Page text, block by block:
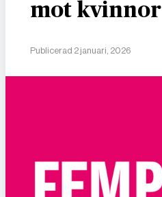
mot kvinnor
Publicerad 2 januari, 2026